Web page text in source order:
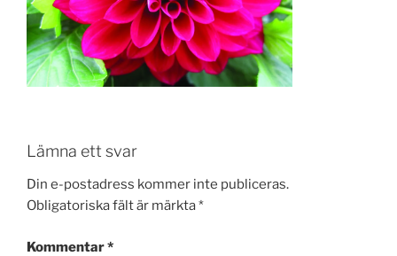
Lämna ett svar
Din e-postadress kommer inte publiceras.
Obligatoriska fält är märkta*
Kommentar*